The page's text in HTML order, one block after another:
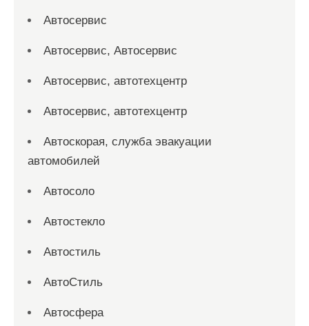
Автосервис
Автосервис, Автосервис
Автосервис, автотехцентр
Автосервис, автотехцентр
Автоскорая, служба эвакуации
автомобилей
Автосоло
Автостекло
Автостиль
АвтоСтиль
Автосфера